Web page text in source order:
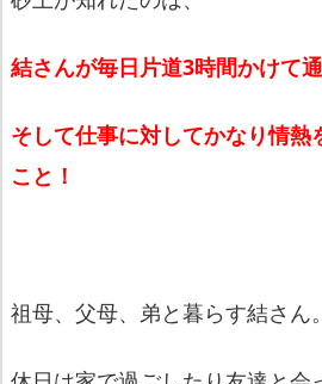
結さんが毎日片道3時間かけて
そして仕事に対してかなり情熱
こと！
祖母、父母、弟と暮らす結さん。